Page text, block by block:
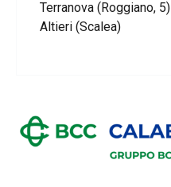
Terranova (Roggiano, 5)
Altieri (Scalea)